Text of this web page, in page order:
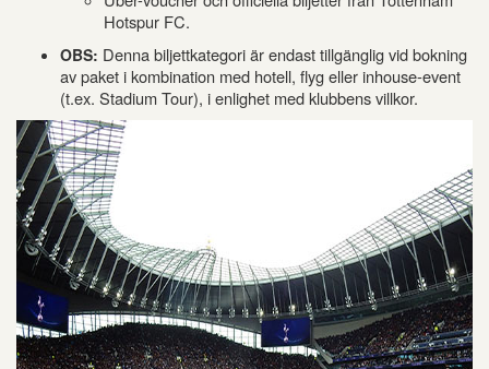
Hotspur FC.
OBS: Denna biljettkategori är endast tillgänglig vid bokning
av paket i kombination med hotell, flyg eller inhouse-event
(t.ex. Stadium Tour), i enlighet med klubbens villkor.